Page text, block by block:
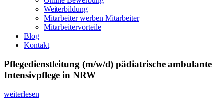
Weiterbildung
Mitarbeiter werben Mitarbeiter
Mitarbeitervorteile
Blog
Kontakt
Pflegedienstleitung (m/w/d) pädiatrische ambulante
Intensivpflege in NRW
weiterlesen